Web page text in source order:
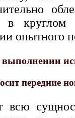
в
опытного
передние
всю